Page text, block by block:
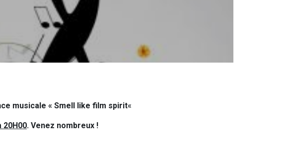
musicale « Smell like film spirit«
20H00. Venez nombreux !